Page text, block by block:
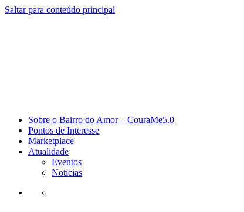
Saltar para conteúdo principal
Sobre o Bairro do Amor – CouraMe5.0
Pontos de Interesse
Marketplace
Atualidade
Eventos
Notícias